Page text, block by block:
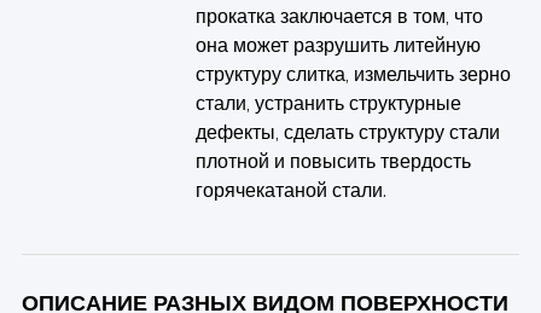
прокатка заключается в том, что
она может разрушить литейную
структуру слитка, измельчить зерно
стали, устранить структурные
дефекты, сделать структуру стали
плотной и повысить твердость
горячекатаной стали.
ОПИСАНИЕ РАЗНЫХ ВИДОМ ПОВЕРХНОСТИ